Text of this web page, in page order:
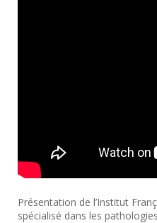
Présentation de l’Institut
spécialisé dans les